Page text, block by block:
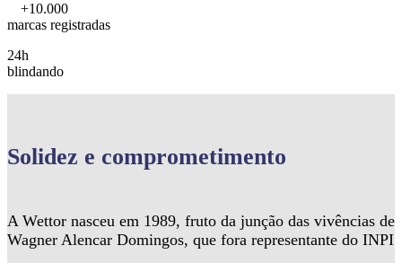
+10.000
marcas registradas
24h
blindando
Solidez e comprometimento
A Wettor nasceu em 1989, fruto da junção das vivências de
Wagner Alencar Domingos, que fora representante do INPI